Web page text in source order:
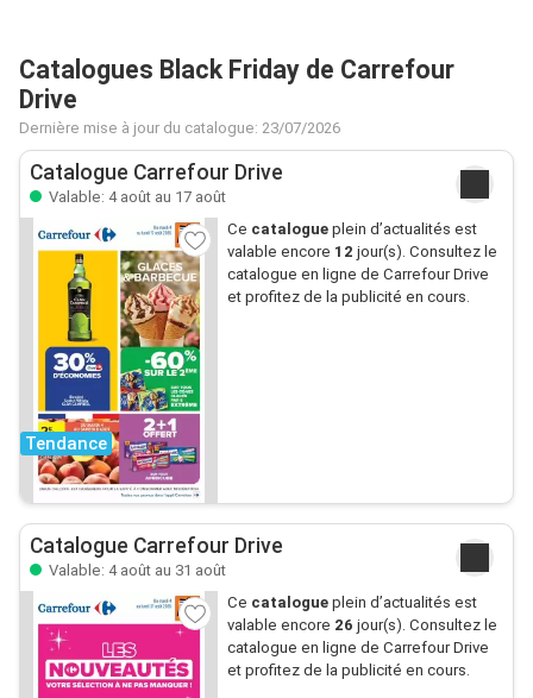
Catalogues Black Friday de Carrefour
Drive
Dernière mise à jour du catalogue: 23/07/2026
Catalogue Carrefour Drive
Valable: 4 août au 17 août
Tendance
Ce catalogueplein d’actualités est
valable encore 12 jour(s). Consultez le
catalogue en ligne de Carrefour Drive
et profitez de la publicité en cours.
Catalogue Carrefour Drive
Valable: 4 août au 31 août
Ce catalogueplein d’actualités est
valable encore 26 jour(s). Consultez le
catalogue en ligne de Carrefour Drive
et profitez de la publicité en cours.